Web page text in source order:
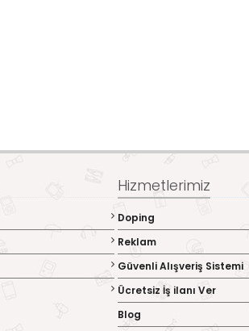
Hizmetlerimiz
Doping
Reklam
Güvenli Alışveriş Sistemi
Ücretsiz İş ilanı Ver
Blog